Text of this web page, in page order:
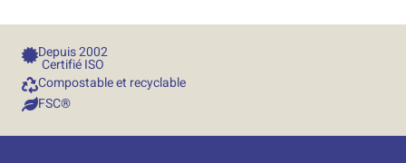
Certifié ISO
Depuis 2002
Compostable et recyclable
FSC®